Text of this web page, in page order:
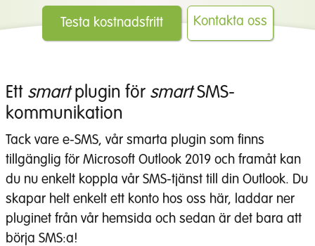
Testa kostnadsfritt Kontakta oss
Ett smartplugin för smartSMS-
kommunikation
Tack vare e-SMS, vår smarta plugin som finns
tillgänglig för Microsoft Outlook 2019 och framåt kan
du nu enkelt koppla vår SMS-tjänst till din Outlook. Du
skapar helt enkelt ett konto hos oss här, laddar ner
pluginet från vår hemsida och sedan är det bara att
börja SMS:a!